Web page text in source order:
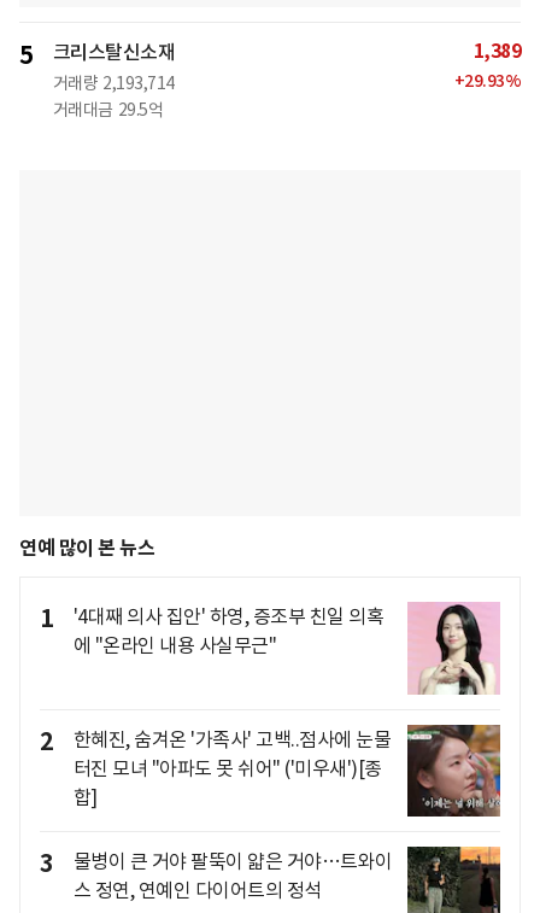
5 크리스탈신소재
거래량 2,193,714
거래대금 29.5억
1,389
+29.93%
연예 많이 본 뉴스
1
'4대째 의사 집안' 하영, 증조부 친일 의혹
에 "온라인 내용 사실무근"
2
한혜진, 숨겨온 '가족사' 고백..점사에 눈물
터진 모녀 "아파도 못 쉬어" ('미우새')[종
합]
3
물병이 큰 거야 팔뚝이 얇은 거야…트와이
스 정연, 연예인 다이어트의 정석